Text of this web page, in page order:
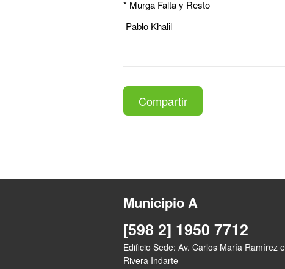
* Murga Falta y Resto
Pablo Khalil
Compartir
Municipio A
[598 2] 1950 7712
Edificio Sede: Av. Carlos María Ramírez
Rivera Indarte